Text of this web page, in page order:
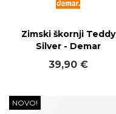
Zimski škornji Teddy
Silver - Demar
39,90 €
NOVO!